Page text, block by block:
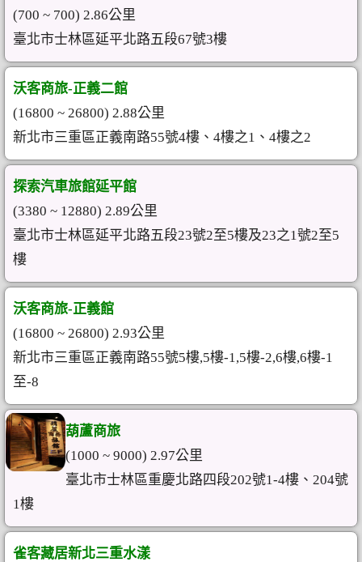
(700 ~ 700) 2.86公里
臺北市士林區延平北路五段67號3樓
沃客商旅-正義二館
(16800 ~ 26800) 2.88公里
新北市三重區正義南路55號4樓、4樓之1、4樓之2
探索汽車旅館延平館
(3380 ~ 12880) 2.89公里
臺北市士林區延平北路五段23號2至5樓及23之1號2至5
樓
沃客商旅-正義館
(16800 ~ 26800) 2.93公里
新北市三重區正義南路55號5樓,5樓-1,5樓-2,6樓,6樓-1
至-8
葫蘆商旅
(1000 ~ 9000) 2.97公里
臺北市士林區重慶北路四段202號1-4樓、204號
1樓
雀客藏居新北三重水漾